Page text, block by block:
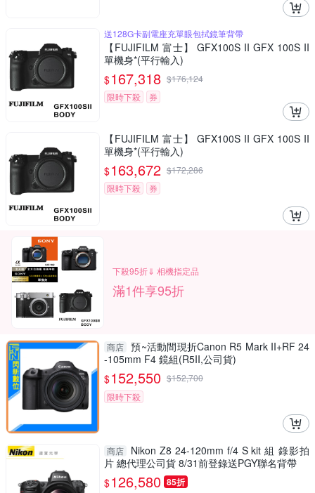
送128G卡副電座充單眼包拭鏡筆背帶
【FUJIFILM 富士】 GFX100S II GFX 100S II
單機身*(平行輸入)
$167,318 $176,124
限時下殺
券
【FUJIFILM 富士】 GFX100S II GFX 100S II
單機身*(平行輸入)
$163,672 $172,286
限時下殺
券
下殺95折⇓ 相機指定品
滿1件享95折
商店 預~活動間現折Canon R5 Mark II+RF 24
-105mm F4 鏡組(R5II,公司貨)
$152,550 $152,700
限時下殺
商店
Nikon Z8 24-120mm f/4 S kit 組 錄影拍
片 總代理公司貨 8/31前登錄送PGY聯名背帶
$126,580 85折